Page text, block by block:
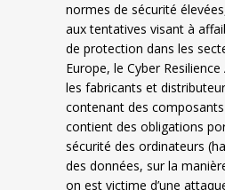
normes de sécurité
aux tentatives visant à
de protection dans les
Europe, le Cyber
les fabricants et
contenant des
contient des obligations
sécurité des ordinateurs
des données, sur la
on est victime d’une